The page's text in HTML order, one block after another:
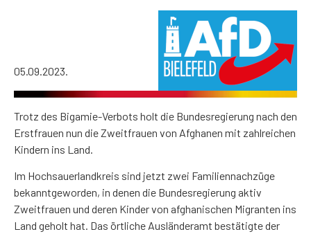
05.09.2023.
Trotz des Bigamie-Verbots holt die Bundesregierung nach den
Erstfrauen nun die Zweitfrauen von Afghanen mit zahlreichen
Kindern ins Land.
Im Hochsauerlandkreis sind jetzt zwei Familiennachzüge
bekanntgeworden, in denen die Bundesregierung aktiv
Zweitfrauen und deren Kinder von afghanischen Migranten ins
Land geholt hat. Das örtliche Ausländeramt bestätigte der